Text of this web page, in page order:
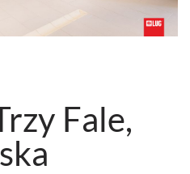
Fale,